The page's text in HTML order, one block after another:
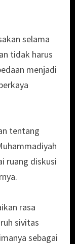
selama
tidak harus
menjadi
tentang
ruang diskusi
rasa
sivitas
sebagai